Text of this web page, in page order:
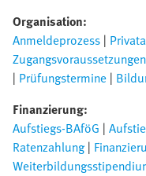
Organisation:
Anmeldeprozess |
Zugangsvoraussetzungen
| Prüfungstermine |
Finanzierung:
Aufstiegs-BAföG |
Ratenzahlung |